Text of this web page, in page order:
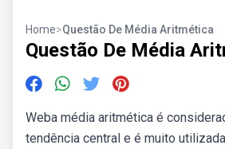
Home>Questão De Média Aritmética
Questão De Média
Weba média aritmética é
tendência central e é muito